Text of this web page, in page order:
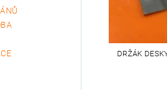
DRŽÁK